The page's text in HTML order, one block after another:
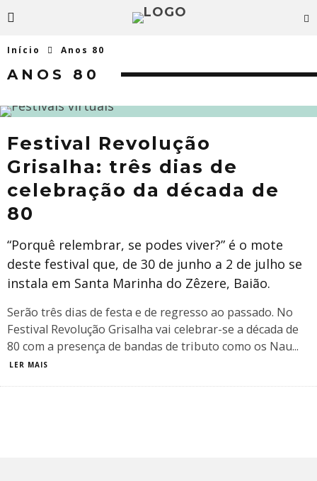
Início Anos 80
ANOS 80
Festival Revolução
Grisalha: três dias de
celebração da década de
80
“Porquê relembrar, se podes viver?” é o mote
deste festival que, de 30 de junho a 2 de julho se
instala em Santa Marinha do Zêzere, Baião.
Serão três dias de festa e de regresso ao passado. No
Festival Revolução Grisalha vai celebrar-se a década de
80 com a presença de bandas de tributo como os Nau...
LER MAIS